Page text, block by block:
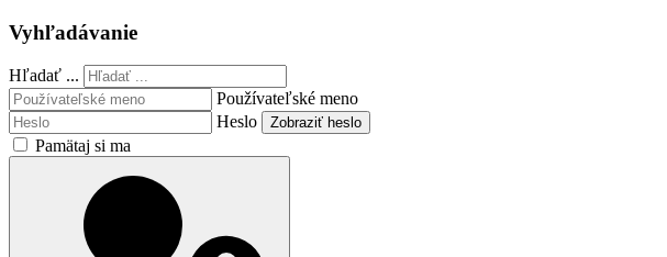
Vyhľadávanie
Hľadať ...
Používateľské meno
Heslo
Zobraziť heslo
Pamätaj si ma